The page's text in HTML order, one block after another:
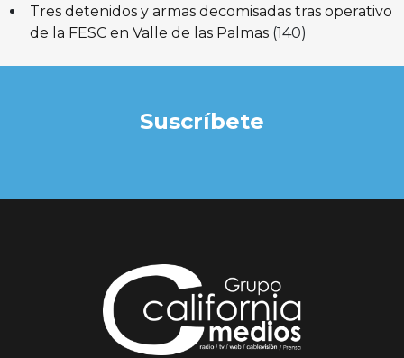
Tres detenidos y armas decomisadas tras operativo
de la FESC en Valle de las Palmas (140)
Suscríbete